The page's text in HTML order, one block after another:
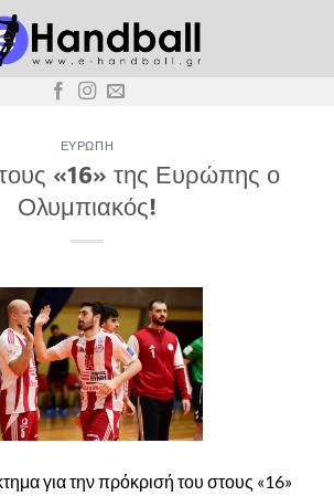
ΕΥΡΏΠΗ
«16» της Ευρώπης ο
Ολυμπιακός!
για την πρόκρισή του στους «16»